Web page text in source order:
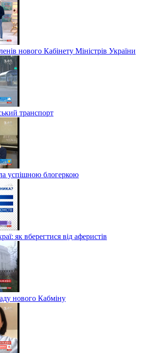
нового Кабінету Міністрів України
транспорт
успішною блогеркою
як вберегтися від аферистів
нового Кабміну